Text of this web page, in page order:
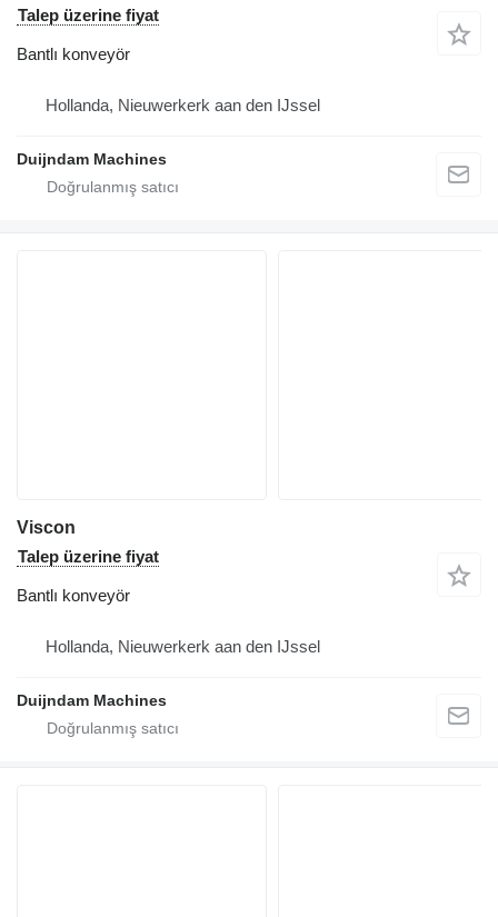
Talep üzerine fiyat
Bantlı konveyör
Hollanda, Nieuwerkerk aan den IJssel
Duijndam Machines
Viscon
Talep üzerine fiyat
Bantlı konveyör
Hollanda, Nieuwerkerk aan den IJssel
Duijndam Machines